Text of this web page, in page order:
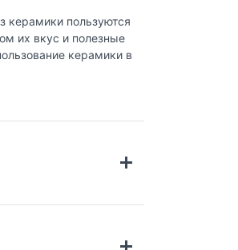
керамики пользуются
их вкус и полезные
керамики в
изделие